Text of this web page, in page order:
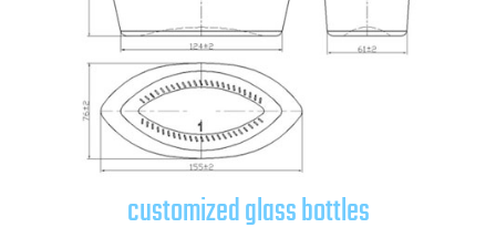
customized glass bottles